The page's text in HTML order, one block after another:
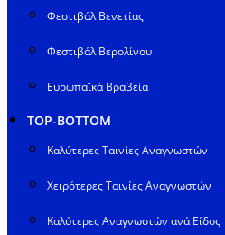
Φεστιβάλ Βενετίας
Φεστιβάλ Βερολίνου
Ευρωπαϊκά Βραβεία
TOP-BOTTOM
Καλύτερες Ταινίες Αναγνωστών
Χειρότερες Ταινίες Αναγνωστών
Καλύτερες Αναγνωστών ανά Είδος